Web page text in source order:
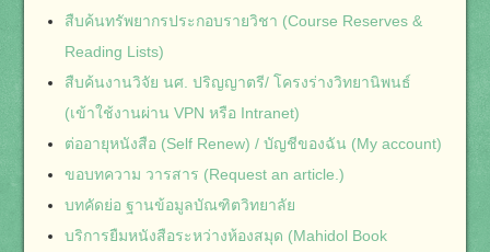
สืบค้นทรัพยากรประกอบรายวิชา (Course Reserves &
Reading Lists)
สืบค้นงานวิจัย นศ. ปริญญาตรี/ โครงร่างวิทยานิพนธ์
(เข้าใช้งานผ่าน VPN หรือ Intranet)
ต่ออายุหนังสือ (Self Renew) / บัญชีของฉัน (My account)
ขอบทความ วารสาร (Request an article.)
บทคัดย่อ ฐานข้อมูลบัณฑิตวิทยาลัย
บริการยืมหนังสือระหว่างห้องสมุด (Mahidol Book